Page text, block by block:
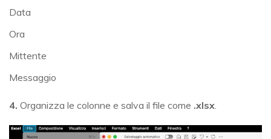
Data
Ora
Mittente
Messaggio
4. Organizza le colonne e salva il file come .xlsx